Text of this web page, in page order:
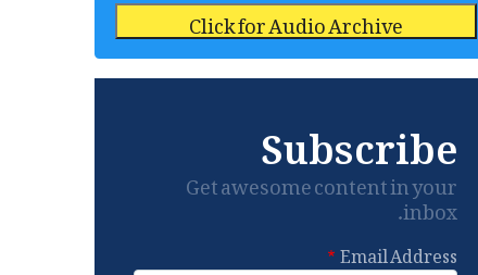
Click for Audio Archive
Subscribe
Get awesome content in your
inbox.
Email Address